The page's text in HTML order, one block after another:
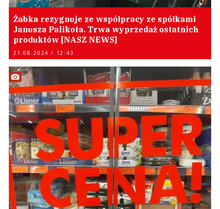
Żabka rezygnuje ze współpracy ze spółkami
Janusza Palikota. Trwa wyprzedaż ostatnich
produktów [NASZ NEWS]
21.08.2024 / 12:43